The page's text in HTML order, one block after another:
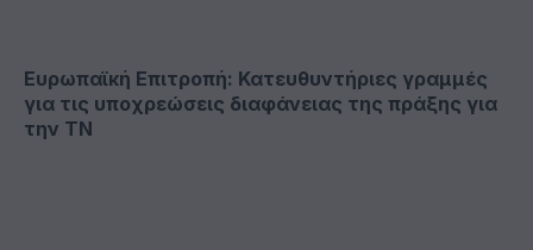
Ευρωπαϊκή Επιτροπή: Κατευθυντήριες γραμμές
για τις υποχρεώσεις διαφάνειας της πράξης για
την ΤΝ